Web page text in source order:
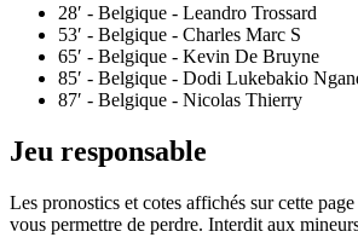
28′ - Belgique - Leandro Trossard
53′ - Belgique - Charles Marc S
65′ - Belgique - Kevin De Bruyne
85′ - Belgique - Dodi Lukebakio
87′ - Belgique - Nicolas Thierry
Jeu responsable
Les pronostics et cotes affichés sur cette
vous permettre de perdre. Interdit aux